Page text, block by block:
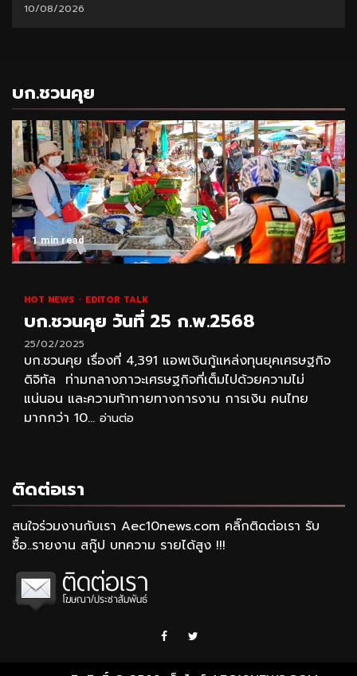
10/08/2026
บก.ชวนคุย
1 min read
HOT NEWS EDITOR TALK
บก.ชวนคุย วันที่ 25 ก.พ.2568
25/02/2025
บก.ชวนคุย เรื่องที่ 4,391 แอพเงินกู้แหล่งทุนยุคเศรษฐกิจ
ดิจิทัล ท่ามกลางภาวะเศรษฐกิจที่เต็มไปด้วยความไม่
แน่นอน และความท้าทายทางการงาน การเงิน คนไทย
มากกว่า 10... อ่านต่อ
ติดต่อเรา
สนใจร่วมงานกับเรา Aec10news.com คลิ๊กติดต่อเรา รับ
ซื้อ..รายงาน สกู๊ป บทความ รายได้สูง !!!
Facebook
Twitter